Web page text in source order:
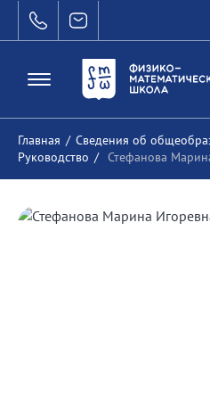
Главная / Сведения об
Руководство / Стефанова